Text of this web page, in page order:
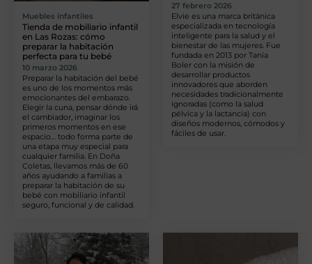
Muebles infantiles
Tienda de mobiliario infantil
en Las Rozas: cómo
preparar la habitación
perfecta para tu bebé
10 marzo 2026
Preparar la habitación del bebé
es uno de los momentos más
emocionantes del embarazo.
Elegir la cuna, pensar dónde irá
el cambiador, imaginar los
primeros momentos en ese
espacio… todo forma parte de
una etapa muy especial para
cualquier familia. En Doña
Coletas, llevamos más de 60
años ayudando a familias a
preparar la habitación de su
bebé con mobiliario infantil
seguro, funcional y de calidad.
27 febrero 2026
Elvie es una marca británica
especializada en tecnología
inteligente para la salud y el
bienestar de las mujeres. Fue
fundada en 2013 por Tania
Boler con la misión de
desarrollar productos
innovadores que aborden
necesidades tradicionalmente
ignoradas (como la salud
pélvica y la lactancia) con
diseños modernos, cómodos y
fáciles de usar.